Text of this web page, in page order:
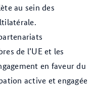
au sein des
de l’UE et les
en faveur du
active et engagée